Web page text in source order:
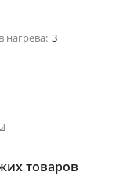
нагрева: 3
товаров